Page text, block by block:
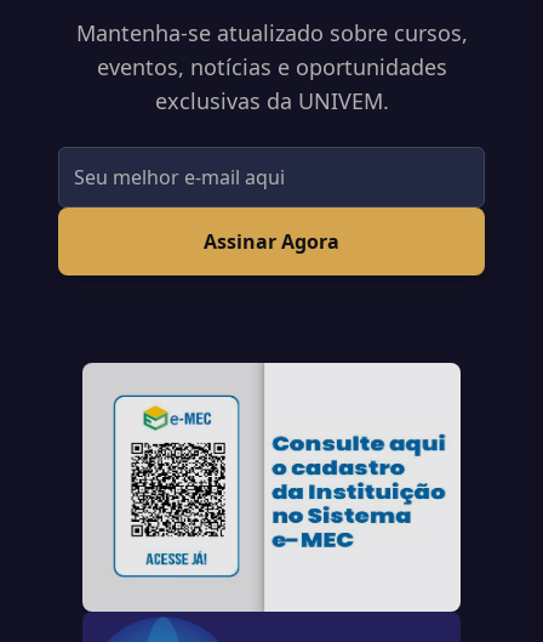
Mantenha-se atualizado sobre cursos,
eventos, notícias e oportunidades
exclusivas da UNIVEM.
Assinar Agora